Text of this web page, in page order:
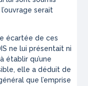
serait
écartée de ces
ne lui présentait ni
établir qu’une
elle a déduit de
que l’emprise